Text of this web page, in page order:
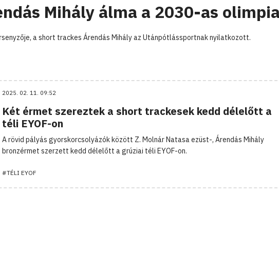
Mihály álma a 2030-as olimpia
a short trackes Árendás Mihály az Utánpótlássportnak nyilatkozott.
2025. 02. 11. 09:52
Két érmet szereztek a short trackesek kedd délelőtt a
téli EYOF-on
A rövid pályás gyorskorcsolyázók között Z. Molnár Natasa ezüst-, Árendás Mihály
bronzérmet szerzett kedd délelőtt a grúziai téli EYOF-on.
#TÉLI EYOF